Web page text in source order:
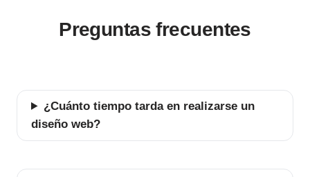
Preguntas frecuentes
¿Cuánto tiempo tarda en realizarse un
diseño web?